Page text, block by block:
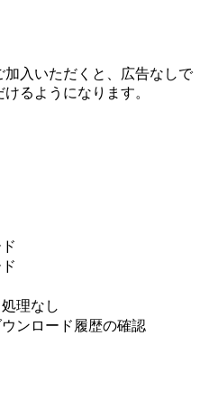
入いただくと、広告なしで
るようになります。
理なし
ンロード履歴の確認